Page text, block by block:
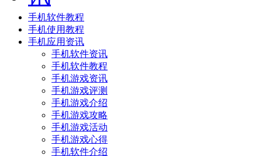
手机软件教程
手机使用教程
手机应用资讯
手机软件资讯
手机软件教程
手机游戏资讯
手机游戏评测
手机游戏介绍
手机游戏攻略
手机游戏活动
手机游戏心得
手机软件介绍